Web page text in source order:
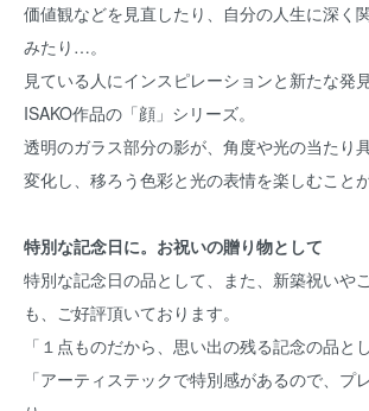
価値観などを見直したり、自分の人生に深く
みたり…。
見ている人にインスピレーションと新たな発
ISAKO作品の「顔」シリーズ。
透明のガラス部分の影が、角度や光の当たり
変化し、移ろう色彩と光の表情を楽しむこと
特別な記念日に。お祝いの贈り物として
特別な記念日の品として、また、新築祝いや
も、ご好評頂いております。
「１点ものだから、思い出の残る記念の品と
「アーティステックで特別感があるので、プ